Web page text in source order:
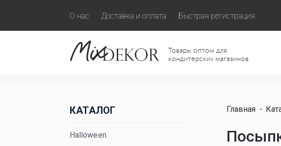
О нас Доставка и оплата Быстрая регистрация
Товары оптом для
кондитерских магазинов
КАТАЛОГ
Halloween
Главная -